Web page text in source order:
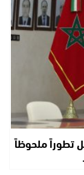
تطوراً ملحوظاً